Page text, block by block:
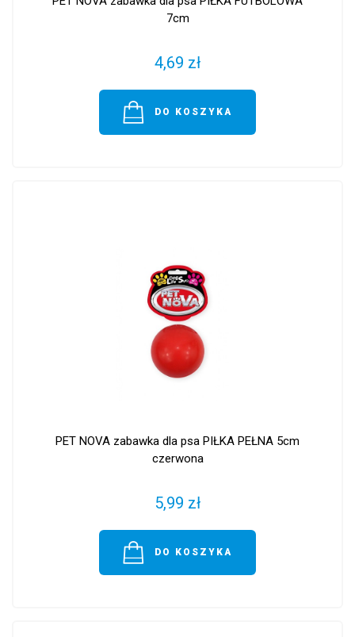
7cm
4,69 zł
DO KOSZYKA
PET NOVA zabawka dla psa PIŁKA PEŁNA 5cm
czerwona
5,99 zł
DO KOSZYKA